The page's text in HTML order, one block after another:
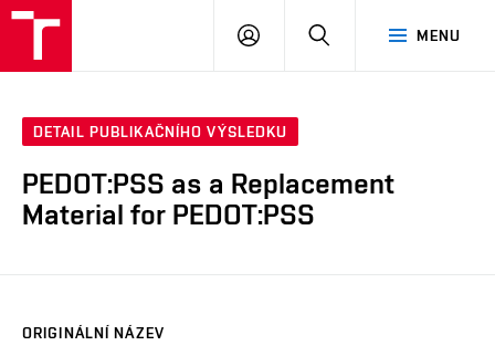
MENU
PŘIHLÁSIT
DETAIL PUBLIKAČNÍHO VÝSLEDKU
PEDOT:PSS as a Replacement
Material for PEDOT:PSS
ORIGINÁLNÍ NÁZEV